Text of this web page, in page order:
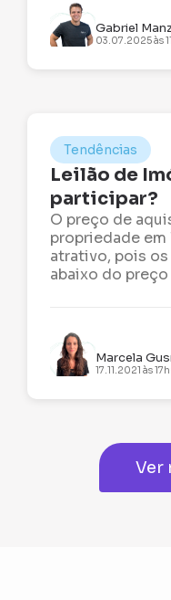
Gabriel
03.07.2025 às
Tendências
Leilão de
participar?
O preço de
propriedade
atrativo, pois
abaixo do
Marcela
17.11.2021 às
Ver